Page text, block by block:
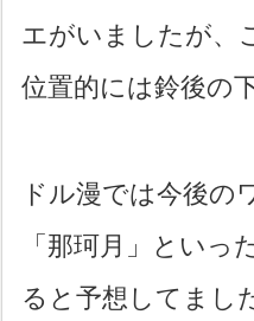
エがいましたが、
位置的には鈴後の下
ドル漫では今後の
「那珂月」といっ
ると予想してまし